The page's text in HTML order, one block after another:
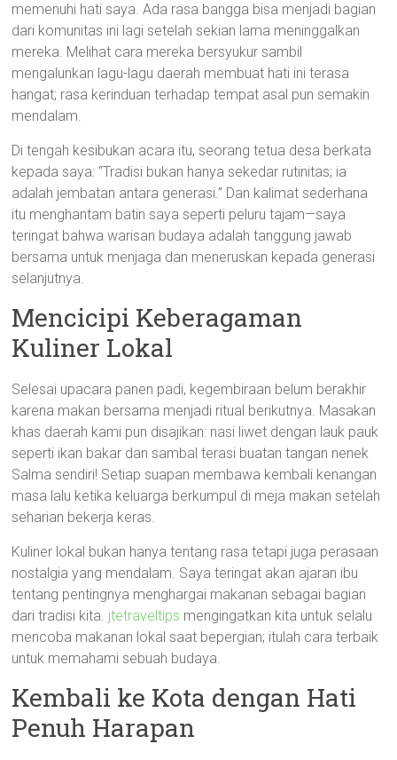
memenuhi hati saya. Ada rasa bangga bisa menjadi bagian
dari komunitas ini lagi setelah sekian lama meninggalkan
mereka. Melihat cara mereka bersyukur sambil
mengalunkan lagu-lagu daerah membuat hati ini terasa
hangat; rasa kerinduan terhadap tempat asal pun semakin
mendalam.
Di tengah kesibukan acara itu, seorang tetua desa berkata
kepada saya: “Tradisi bukan hanya sekedar rutinitas; ia
adalah jembatan antara generasi.” Dan kalimat sederhana
itu menghantam batin saya seperti peluru tajam—saya
teringat bahwa warisan budaya adalah tanggung jawab
bersama untuk menjaga dan meneruskan kepada generasi
selanjutnya.
Mencicipi Keberagaman
Kuliner Lokal
Selesai upacara panen padi, kegembiraan belum berakhir
karena makan bersama menjadi ritual berikutnya. Masakan
khas daerah kami pun disajikan: nasi liwet dengan lauk pauk
seperti ikan bakar dan sambal terasi buatan tangan nenek
Salma sendiri! Setiap suapan membawa kembali kenangan
masa lalu ketika keluarga berkumpul di meja makan setelah
seharian bekerja keras.
Kuliner lokal bukan hanya tentang rasa tetapi juga perasaan
nostalgia yang mendalam. Saya teringat akan ajaran ibu
tentang pentingnya menghargai makanan sebagai bagian
dari tradisi kita. jtetraveltips mengingatkan kita untuk selalu
mencoba makanan lokal saat bepergian; itulah cara terbaik
untuk memahami sebuah budaya.
Kembali ke Kota dengan Hati
Penuh Harapan